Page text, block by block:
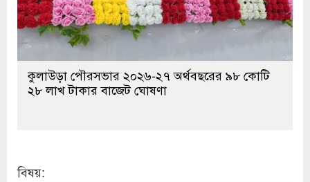
কুলাউড়া পৌরসভার ২০২৬-২৭ অর্থবছরের ৯৮ কোটি
২৮ লাখ টাকার বাজেট ঘোষণা
বিষয়: